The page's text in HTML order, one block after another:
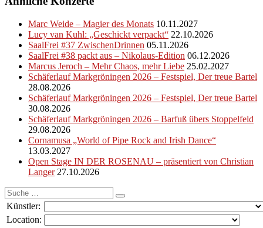
Marc Weide – Magier des Monats 10.11.2027
Lucy van Kuhl: „Geschickt verpackt“ 22.10.2026
SaalFrei #37 ZwischenDrinnen 05.11.2026
SaalFrei #38 packt aus – Nikolaus-Edition 06.12.2026
Marcus Jeroch – Mehr Chaos, mehr Liebe 25.02.2027
Schäferlauf Markgröningen 2026 – Festspiel, Der treue Bartel
28.08.2026
Schäferlauf Markgröningen 2026 – Festspiel, Der treue Bartel
30.08.2026
Schäferlauf Markgröningen 2026 – Barfuß übers Stoppelfeld
29.08.2026
Cornamusa „World of Pipe Rock and Irish Dance“
13.03.2027
Open Stage IN DER ROSENAU – präsentiert von Christian
Langer 27.10.2026
Suche
nach:
Künstler:
Location: